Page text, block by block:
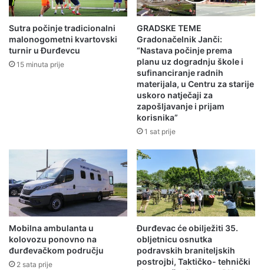
Sutra počinje tradicionalni
malonogometni kvartovski
turnir u Đurđevcu
15 minuta prije
GRADSKE TEME
Gradonačelnik Janči:
“Nastava počinje prema
planu uz dogradnju škole i
sufinanciranje radnih
materijala, u Centru za starije
uskoro natječaji za
zapošljavanje i prijam
korisnika”
1 sat prije
Mobilna ambulanta u
kolovozu ponovno na
đurđevačkom području
2 sata prije
Đurđevac će obilježiti 35.
obljetnicu osnutka
podravskih braniteljskih
postrojbi, Taktičko- tehnički